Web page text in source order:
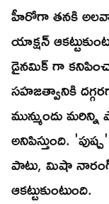
హీరోగా తనకి
యాక్షన్
డైనమిక్ గా
సహజత్వానికి
మున్ముందు
అనిపిస్తుంది.
పాటు, మిషా
ఆకట్టుకుంటుంది.